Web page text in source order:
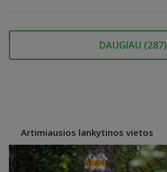
DAUGIAU (287)
Artimiausios lankytinos vietos